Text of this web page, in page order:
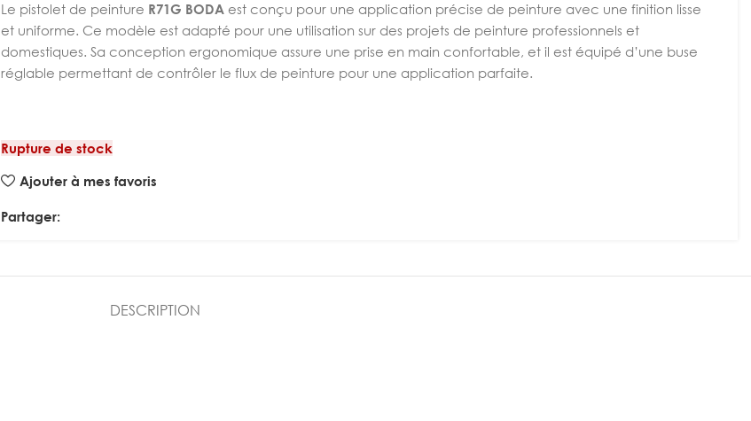
Le pistolet de peinture R71G BODA est conçu pour une application précise de peinture avec une finition lisse
et uniforme. Ce modèle est adapté pour une utilisation sur des projets de peinture professionnels et
domestiques. Sa conception ergonomique assure une prise en main confortable, et il est équipé d’une buse
réglable permettant de contrôler le flux de peinture pour une application parfaite.
Rupture de stock
Ajouter à mes favoris
Partager:
DESCRIPTION